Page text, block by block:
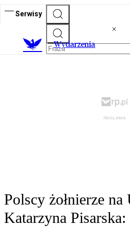
Serwisy
Wydarzenia
Polscy żołnierze
Katarzyna